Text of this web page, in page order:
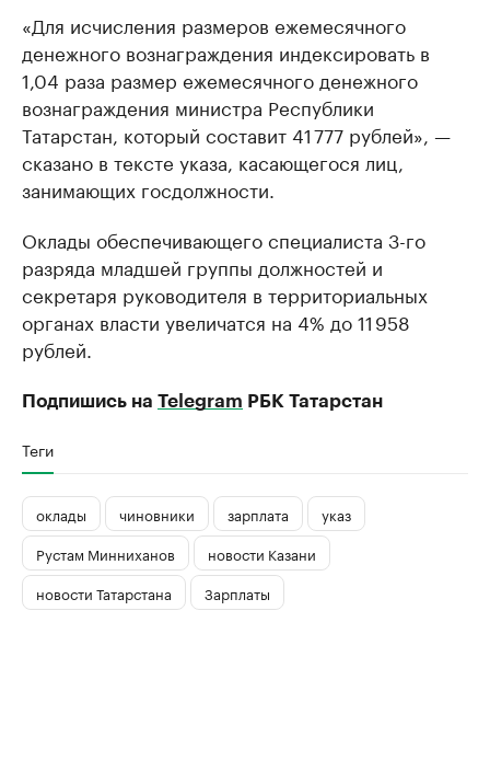
«Для исчисления размеров ежемесячного
денежного вознаграждения индексировать в
1,04 раза размер ежемесячного денежного
вознаграждения министра Республики
Татарстан, который составит 41 777 рублей», —
сказано в тексте указа, касающегося лиц,
занимающих госдолжности.
Оклады обеспечивающего специалиста 3-го
разряда младшей группы должностей и
секретаря руководителя в территориальных
органах власти увеличатся на 4% до 11 958
рублей.
Подпишись на Telegram РБК Татарстан
Теги
оклады чиновники зарплата
указ
Рустам Минниханов
новости Казани
новости Татарстана
Зарплаты